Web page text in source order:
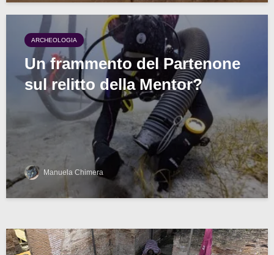
ARCHEOLOGIA
Un frammento del Partenone
sul relitto della Mentor?
Manuela Chimera